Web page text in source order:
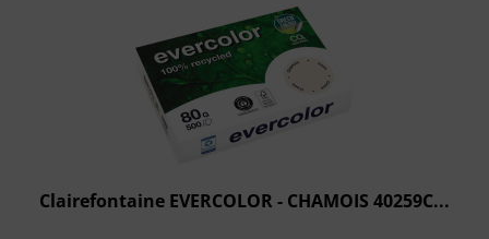
Clairefontaine EVERCOLOR - CHAMOIS 40259C...